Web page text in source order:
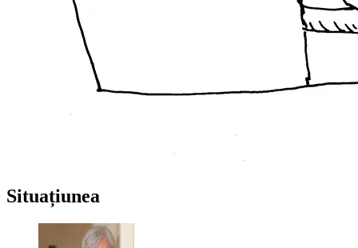
Situațiunea